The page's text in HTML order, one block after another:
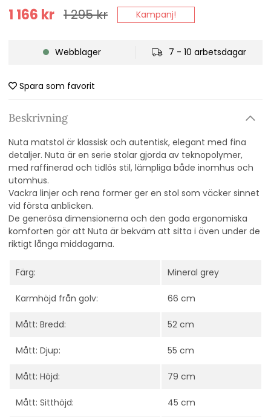
1 295kr
1 166 kr Kampanj!
Webblager 7 - 10 arbetsdagar
Spara som favorit
Beskrivning
Nuta matstol är klassisk och autentisk, elegant med fina
detaljer. Nuta är en serie stolar gjorda av teknopolymer,
med raffinerad och tidlös stil, lämpliga både inomhus och
utomhus.
Vackra linjer och rena former ger en stol som väcker sinnet
vid första anblicken.
De generösa dimensionerna och den goda ergonomiska
komforten gör att Nuta är bekväm att sitta i även under de
riktigt långa middagarna.
Färg: Mineral grey
Karmhöjd från golv: 66 cm
Mått: Bredd: 52 cm
Mått: Djup: 55 cm
Mått: Höjd: 79 cm
Mått: Sitthöjd: 45 cm